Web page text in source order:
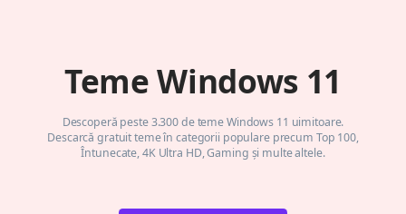
Teme Windows 11
Descoperă peste 3.300 de teme Windows 11 uimitoare.
Descarcă gratuit teme în categorii populare precum Top 100,
Întunecate, 4K Ultra HD, Gaming și multe altele.